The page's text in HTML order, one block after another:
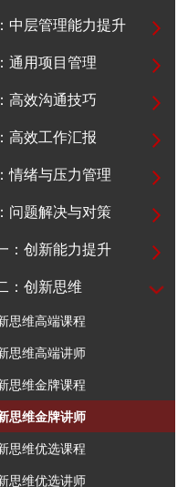
中层管理能力提升
通用项目管理
高效沟通技巧
高效工作汇报
情绪与压力管理
问题解决与对策
：创新能力提升
：创新思维
思维高端课程
思维高端讲师
思维金牌课程
思维金牌讲师
思维优选课程
思维优选讲师